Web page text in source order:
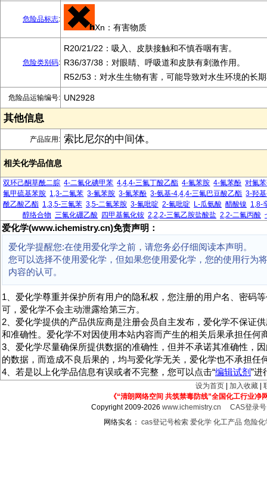
危险品标志:
Xn：有害物质
危险类别码:
R20/21/22：吸入、皮肤接触和不慎吞咽有害。
R36/37/38：对眼睛、呼吸道和皮肤有刺激作用。
R52/53：对水生生物有害，可能导致对水生环境的长
危险品运输编号: UN2928
其他信息
产品应用: 索比尼尔的中间体。
相关化学品信息
双环己酮草酰二腙 4-二氟化碘甲苯 4,4,4-三氟丁酸乙酯 4-氟苯胺 4-氟苯酚 对氟
氟甲硫基苯胺 1,3-二氟苯 3-氟苯胺 3-氟苯酚 3-氨基-4,4,4-三氟巴豆酸乙酯 3-羟
酰乙酸乙酯 1,3,5-三氟苯 3,5-二氟苯胺 3-氟吡啶 2-氟吡啶 L-瓜氨酸 醋酸镍 1,8-
醇络合物 三氟化硼乙酸 四甲基氟化铵 2,2,2-三氟乙胺盐酸盐 2,2-二氟丙酸
爱化学(www.ichemistry.cn)免责声明：
爱化学提醒您:在使用爱化学之前，请您务必仔细阅读本声明。
您可以选择不使用爱化学，但如果您使用爱化学，您的使用行为
内容的认可。
1、爱化学尊重并保护所有用户的隐私权，您注册的用户名、密码
可，爱化学不会主动泄露给第三方。
2、爱化学提供的产品供应商是注册会员自主发布，爱化学不保证
和准确性。爱化学不对因使用本站内容而产生的相关后果承担任何
3、爱化学尽量确保所提供数据的准确性，但并不承诺其准确性，
的数据，而造成不良后果的，均与爱化学无关，爱化学也不承担任
4、若是以上化学品信息有误或者不完整，您可以点击“编辑试剂”进
设为首页 加入收藏
《“清朗网络空间 共筑禁毒防线”全国化工行业净
Copyright 2009-2026www.ichemistry.cn
CAS登录
网络实名： cas登记号检索 爱化学 化工产品 危险化